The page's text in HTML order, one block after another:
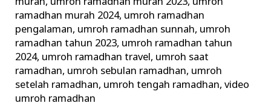
ramadhan murah 2024, umroh ramadhan
pengalaman, umroh ramadhan sunnah, umroh
ramadhan tahun 2023, umroh ramadhan tahun
2024, umroh ramadhan travel, umroh saat
ramadhan, umroh sebulan ramadhan, umroh
setelah ramadhan, umroh tengah ramadhan,video
umroh ramadhan